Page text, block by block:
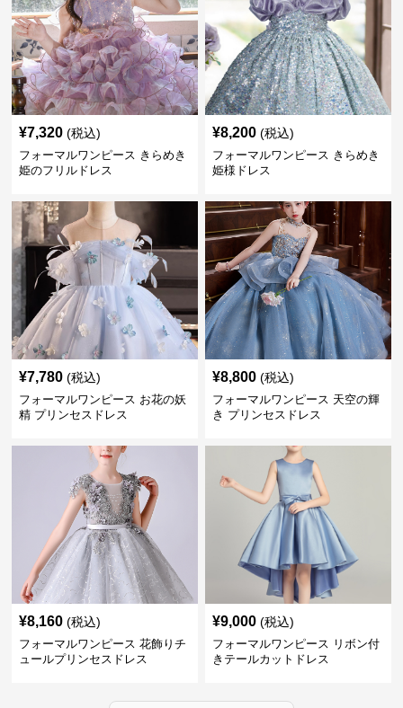
¥7,320 (税込)
フォーマルワンピース きらめき
姫のフリルドレス
¥8,200 (税込)
フォーマルワンピース きらめき
姫様ドレス
¥7,780 (税込)
フォーマルワンピース お花の妖
精 プリンセスドレス
¥8,800 (税込)
フォーマルワンピース 天空の輝
き プリンセスドレス
¥8,160 (税込)
フォーマルワンピース 花飾りチ
ュールプリンセスドレス
¥9,000 (税込)
フォーマルワンピース リボン付
きテールカットドレス